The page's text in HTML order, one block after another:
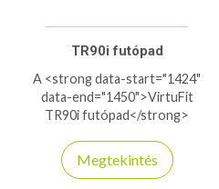
TR90i futópad
A <strong data-start="1424"
data-end="1450">VirtuFit
TR90i futópad</strong>
edzésekhez – erős motor,
csendes működés és modern
Megtekintés